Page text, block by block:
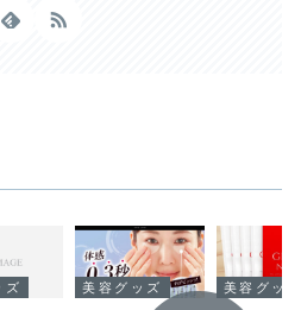
ズ 美容グッズ 美容グッ